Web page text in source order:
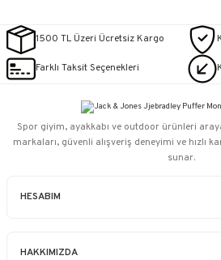
1500 TL Üzeri Ücretsiz Kargo
Farklı Taksit Seçenekleri
HESABIM
HAKKIMIZDA
Spor giyim, ayakkabı ve outdoor ürünleri
markaları, güvenli alışveriş deneyimi ve hızlı
sunar.